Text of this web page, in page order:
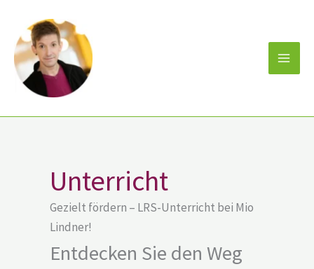
Inhalt
springen
Unterricht
Gezielt fördern – LRS-Unterricht bei Mio
Lindner!
Entdecken Sie den Weg